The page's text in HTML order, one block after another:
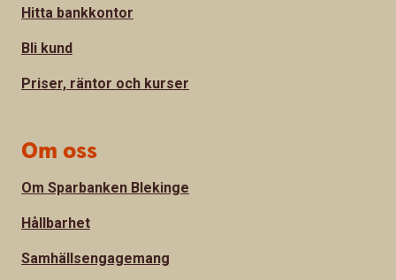
Hitta bankkontor
Bli kund
Priser, räntor och kurser
Om oss
Om Sparbanken Blekinge
Hållbarhet
Samhällsengagemang